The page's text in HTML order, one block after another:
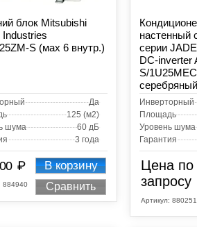
блок Mitsubishi
Industries
S (мах 6 внутр.)
Да
125 (м2)
шума
60 дБ
3 года
₽
884940
В корзину
Сравнить
настенный
серии
DC-inverter
S/
Инверторный
Площадь
Уровень шума
Гарантия
Цена по
запросу
Артикул: 880251